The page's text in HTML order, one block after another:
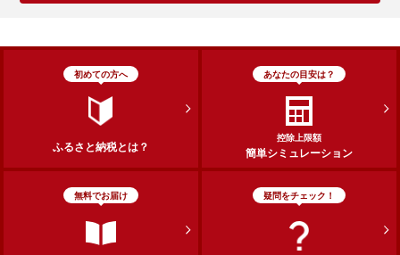
初めての方へ
ふるさと納税とは？
あなたの目安は？
控除上限額
簡単シミュレーション
無料でお届け 疑問をチェック！